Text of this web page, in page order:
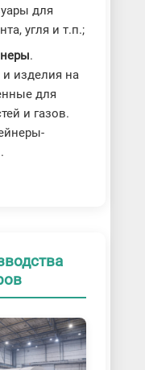
для
угля и т.п.;
.
изделия на
для
и газов.